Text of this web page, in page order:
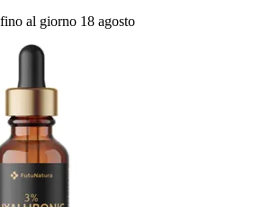
al giorno 18 agosto